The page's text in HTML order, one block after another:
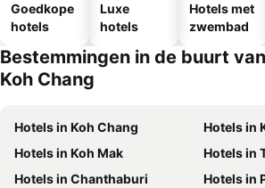
Goedkope
hotels
Luxe
hotels
Hotels met
zwembad
Bestemmingen in de buurt
Koh Chang
Hotels in Koh Chang
Hotels in
Hotels in Koh Mak
Hotels in
Hotels in Chanthaburi
Hotels in